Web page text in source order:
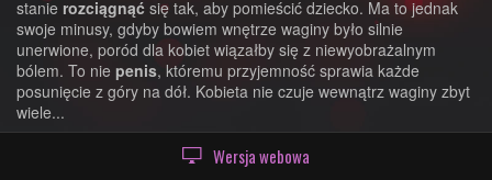
Wersja webowa
stanie rozciągnąć się tak, aby pomieścić dziecko. Ma to jednak
swoje minusy, gdyby bowiem wnętrze waginy było silnie
unerwione, poród dla kobiet wiązałby się z niewyobrażalnym
bólem. To nie penis, któremu przyjemność sprawia każde
posunięcie z góry na dół. Kobieta nie czuje wewnątrz waginy zbyt
wiele...